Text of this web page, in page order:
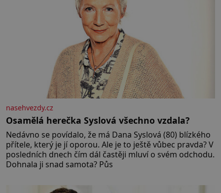
nasehvezdy.cz
Osamělá herečka Syslová všechno vzdala?
Nedávno se povídalo, že má Dana Syslová (80) blízkého
přítele, který je jí oporou. Ale je to ještě vůbec pravda? V
posledních dnech čím dál častěji mluví o svém odchodu.
Dohnala ji snad samota? Půs